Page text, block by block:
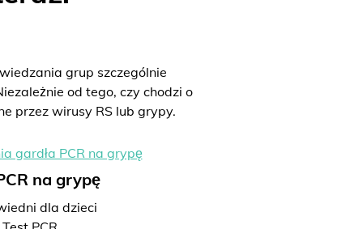
grup szczególnie
od tego, czy chodzi o
przez wirusy RS lub grypy.
na grypę
dla dzieci